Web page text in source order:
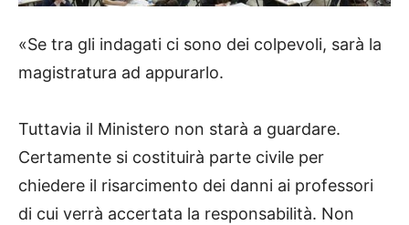
«Se tra gli indagati ci sono dei colpevoli, sarà la
magistratura ad appurarlo.
Tuttavia il Ministero non starà a guardare.
Certamente si costituirà parte civile per
chiedere il risarcimento dei danni ai professori
di cui verrà accertata la responsabilità. Non